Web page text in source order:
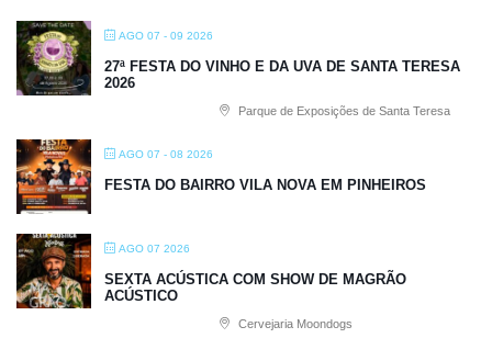
AGO 07 - 09 2026
27ª FESTA DO VINHO E DA UVA DE SANTA TERESA
2026
Parque de Exposições de Santa Teresa
AGO 07 - 08 2026
FESTA DO BAIRRO VILA NOVA EM PINHEIROS
AGO 07 2026
SEXTA ACÚSTICA COM SHOW DE MAGRÃO
ACÚSTICO
Cervejaria Moondogs